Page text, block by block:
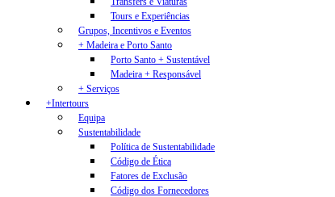
Tours e Experiências
Grupos, Incentivos e Eventos
+ Madeira e Porto Santo
Porto Santo + Sustentável
Madeira + Responsável
+ Serviços
+Intertours
Equipa
Sustentabilidade
Política de Sustentabilidade
Código de Ética
Fatores de Exclusão
Código dos Fornecedores